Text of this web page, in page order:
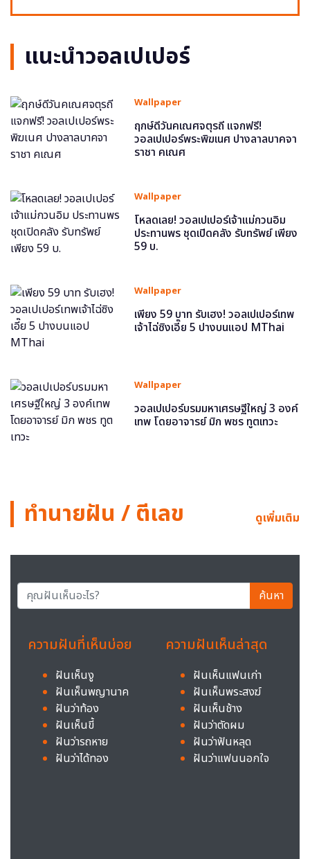
แนะนำวอลเปเปอร์
Wallpaper
ฤกษ์ดีวันคเณศจตุรถี แจกฟรี!
วอลเปเปอร์พระพิฆเนศ ปางลาลบาคจา
ราชา คเณศ
Wallpaper
โหลดเลย! วอลเปเปอร์เจ้าแม่กวนอิม
ประทานพร ชุดเปิดคลัง รับทรัพย์ เพียง
59 บ.
Wallpaper
เพียง 59 บาท รับเฮง! วอลเปเปอร์เทพ
เจ้าไฉ่ซิงเอี๊ย 5 ปางบนแอป MThai
Wallpaper
วอลเปเปอร์บรมมหาเศรษฐีใหญ่ 3 องค์
เทพ โดยอาจารย์ มิก พชร ทูตเทวะ
ทำนายฝัน / ตีเลข ดูเพิ่มเติม
ค้นหา
ความฝันที่เห็นบ่อย
ฝันเห็นงู
ฝันเห็นพญานาค
ฝันว่าท้อง
ฝันเห็นขี้
ฝันว่ารถหาย
ฝันว่าได้ทอง
ความฝันเห็นล่าสุด
ฝันเห็นแฟนเก่า
ฝันเห็นพระสงฆ์
ฝันเห็นช้าง
ฝันว่าตัดผม
ฝันว่าฟันหลุด
ฝันว่าแฟนนอกใจ